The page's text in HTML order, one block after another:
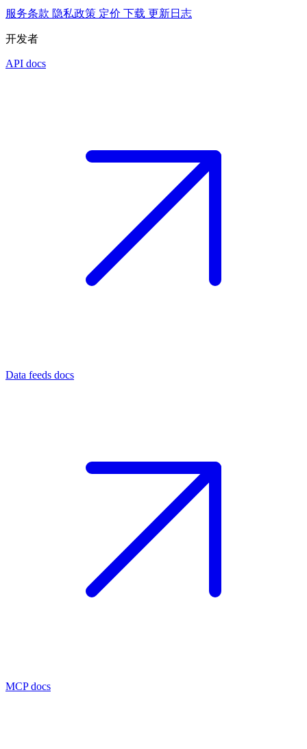
服务条款 隐私政策 定价 下载 更新日志
开发者
API docs
Data feeds docs
MCP docs